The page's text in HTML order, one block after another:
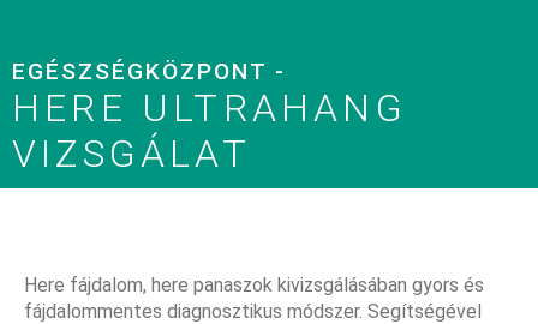
EGÉSZSÉGKÖZPONT -
HERE ULTRAHANG
VIZSGÁLAT
Here fájdalom, here panaszok kivizsgálásában gyors és
fájdalommentes diagnosztikus módszer. Segítségével